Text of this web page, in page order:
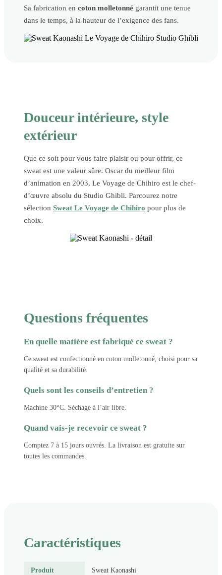
Sa fabrication en coton molletonné garantit une tenue
dans le temps, à la hauteur de l’exigence des fans.
Douceur intérieure, style
extérieur
Que ce soit pour vous faire plaisir ou pour offrir, ce
sweat est une valeur sûre. Oscar du meilleur film
d’animation en 2003, Le Voyage de Chihiro est le chef-
d’œuvre absolu du Studio Ghibli. Parcourez notre
sélection Sweat Le Voyage de Chihiro pour plus de
choix.
Questions fréquentes
En quelle matière est fabriqué ce sweat ?
Ce sweat est confectionné en coton molletonné, choisi pour sa
qualité et sa durabilité.
Quels sont les conseils d’entretien ?
Machine 30°C. Séchage à l’air libre.
Quand vais-je recevoir ce sweat ?
Comptez 7 à 15 jours ouvrés. La livraison est gratuite sur
toutes les commandes.
Caractéristiques
Produit Sweat Kaonashi